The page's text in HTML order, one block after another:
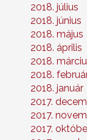
2018. július
2018. június
2018. május
2018. április
2018.
2018.
2018. január
2017.
2017.
2017.